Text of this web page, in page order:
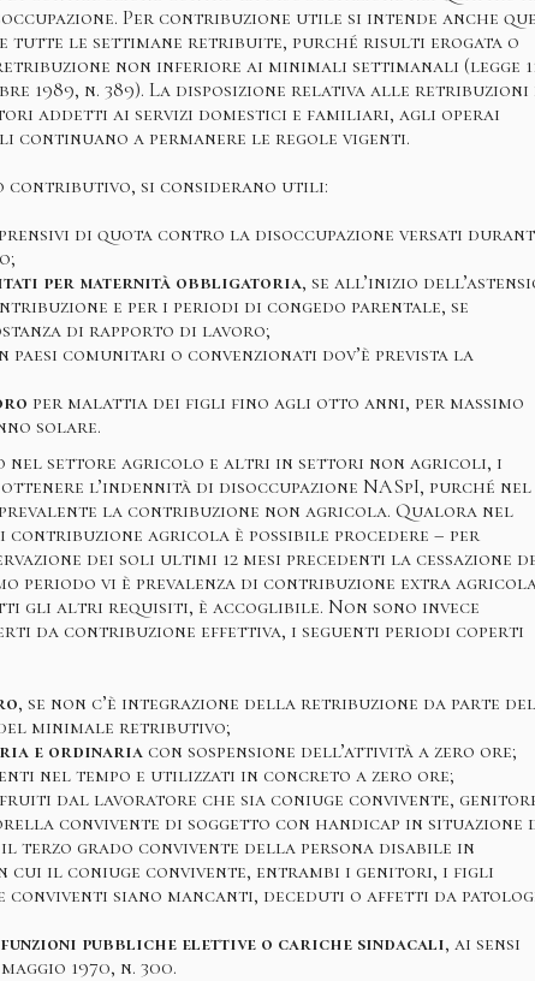
Per contribuzione utile si intende anche
tutte le settimane retribuite, purché risulti erogata o
non inferiore ai minimali settimanali (legge
1989, n. 389). La disposizione relativa alle retribuzioni
addetti ai servizi domestici e familiari, agli operai
continuano a permanere le regole vigenti.
contributivo, si considerano utili:
di quota contro la disoccupazione versati
per maternità obbligatoria, se all’inizio
e per i periodi di congedo parentale, se
di rapporto di lavoro;
paesi comunitari o convenzionati dov’è prevista la
per malattia dei figli fino agli otto anni, per massimo
solare.
nel settore agricolo e altri in settori non agricoli, i
l’indennità di disoccupazione NASpI, purché nel
la contribuzione non agricola. Qualora nel
contribuzione agricola è possibile procedere – per
dei soli ultimi 12 mesi precedenti la cessazione
periodo vi è prevalenza di contribuzione extra
gli altri requisiti, è accoglibile. Non sono invece
da contribuzione effettiva, i seguenti periodi coperti
, se non c’è integrazione della retribuzione da parte del
minimale retributivo;
e ordinaria con sospensione dell’attività a zero ore;
nel tempo e utilizzati in concreto a zero ore;
fruiti dal lavoratore che sia coniuge convivente,
convivente di soggetto con handicap in situazione
terzo grado convivente della persona disabile in
cui il coniuge convivente, entrambi i genitori, i figli
siano mancanti, deceduti o affetti da
pubbliche elettive o cariche sindacali, ai sensi
1970, n. 300.